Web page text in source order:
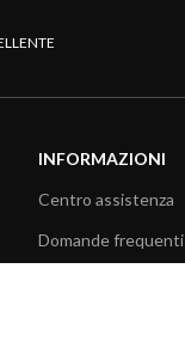
INFORMAZIONI
Centro assistenza
Domande frequenti